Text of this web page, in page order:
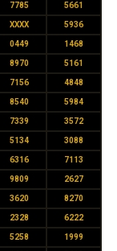
7785 5661
XXXX 5936
0449 1468
8970 5161
7156 4848
8540 5984
7339 3572
5134 3088
6316 7113
9809 2627
3620 8270
2328 6222
5258 1999